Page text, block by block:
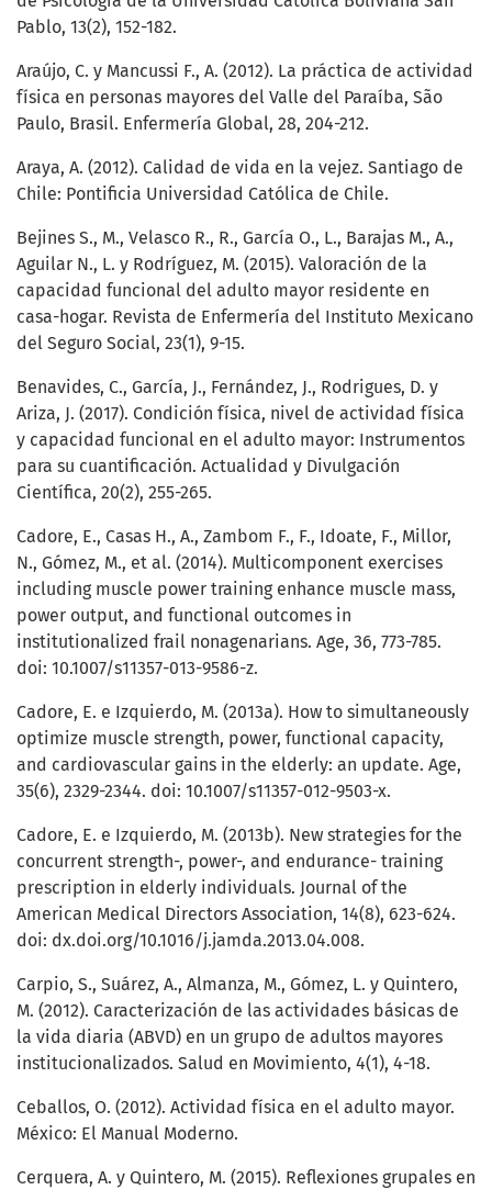
Pablo, 13(2), 152-182.
Araújo, C. y Mancussi F., A. (2012). La práctica de actividad
física en personas mayores del Valle del Paraíba, São
Paulo, Brasil. Enfermería Global, 28, 204-212.
Araya, A. (2012). Calidad de vida en la vejez. Santiago de
Chile: Pontificia Universidad Católica de Chile.
Bejines S., M., Velasco R., R., García O., L., Barajas M., A.,
Aguilar N., L. y Rodríguez, M. (2015). Valoración de la
capacidad funcional del adulto mayor residente en
casa-hogar. Revista de Enfermería del Instituto Mexicano
del Seguro Social, 23(1), 9-15.
Benavides, C., García, J., Fernández, J., Rodrigues, D. y
Ariza, J. (2017). Condición física, nivel de actividad física
y capacidad funcional en el adulto mayor: Instrumentos
para su cuantificación. Actualidad y Divulgación
Científica, 20(2), 255-265.
Cadore, E., Casas H., A., Zambom F., F., Idoate, F., Millor,
N., Gómez, M., et al. (2014). Multicomponent exercises
including muscle power training enhance muscle mass,
power output, and functional outcomes in
institutionalized frail nonagenarians. Age, 36, 773-785.
doi: 10.1007/s11357-013-9586-z.
Cadore, E. e Izquierdo, M. (2013a). How to simultaneously
optimize muscle strength, power, functional capacity,
and cardiovascular gains in the elderly: an update. Age,
35(6), 2329-2344. doi: 10.1007/s11357-012-9503-x.
Cadore, E. e Izquierdo, M. (2013b). New strategies for the
concurrent strength-, power-, and endurance- training
prescription in elderly individuals. Journal of the
American Medical Directors Association, 14(8), 623-624.
doi: dx.doi.org/10.1016/j.jamda.2013.04.008.
Carpio, S., Suárez, A., Almanza, M., Gómez, L. y Quintero,
M. (2012). Caracterización de las actividades básicas de
la vida diaria (ABVD) en un grupo de adultos mayores
institucionalizados. Salud en Movimiento, 4(1), 4-18.
Ceballos, O. (2012). Actividad física en el adulto mayor.
México: El Manual Moderno.
Cerquera, A. y Quintero, M. (2015). Reflexiones grupales en